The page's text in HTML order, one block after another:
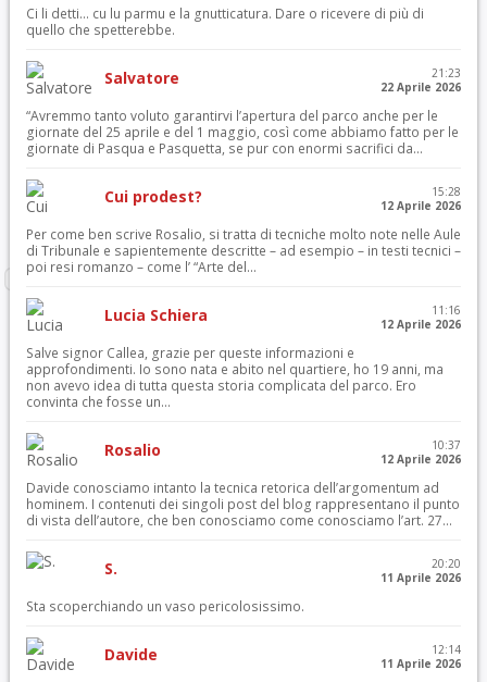
Ci li detti… cu lu parmu e la gnutticatura. Dare o ricevere di più di
quello che spetterebbe.
Salvatore
21:23
22 Aprile 2026
“Avremmo tanto voluto garantirvi l’apertura del parco anche per le
giornate del 25 aprile e del 1 maggio, così come abbiamo fatto per le
giornate di Pasqua e Pasquetta, se pur con enormi sacrifici da...
Cui prodest?
15:28
12 Aprile 2026
Per come ben scrive Rosalio, si tratta di tecniche molto note nelle Aule
di Tribunale e sapientemente descritte – ad esempio – in testi tecnici –
poi resi romanzo – come l’ “Arte del...
Lucia Schiera
11:16
12 Aprile 2026
Salve signor Callea, grazie per queste informazioni e
approfondimenti. Io sono nata e abito nel quartiere, ho 19 anni, ma
non avevo idea di tutta questa storia complicata del parco. Ero
convinta che fosse un...
Rosalio
10:37
12 Aprile 2026
Davide conosciamo intanto la tecnica retorica dell’argomentum ad
hominem. I contenuti dei singoli post del blog rappresentano il punto
di vista dell’autore, che ben conosciamo come conosciamo l’art. 27...
S.
20:20
11 Aprile 2026
Sta scoperchiando un vaso pericolosissimo.
Davide
12:14
11 Aprile 2026